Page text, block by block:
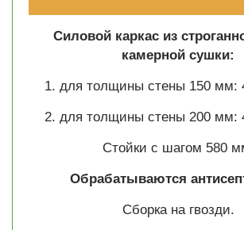
Силовой каркас из
камерной сушки:
1. для толщины стены 150 мм:
2. для толщины стены 200 мм:
Стойки с шагом 580
Обрабатываются
Сборка на гвозди.